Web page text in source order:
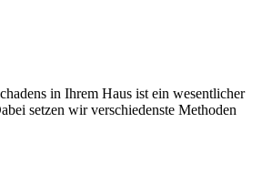
in Ihrem Haus ist ein wesentlicher
setzen wir verschiedenste Methoden